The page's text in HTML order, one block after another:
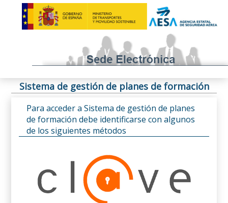
Sistema de gestión de planes de formación
Para acceder a Sistema de gestión de planes
de formación debe identificarse con algunos
de los siguientes métodos